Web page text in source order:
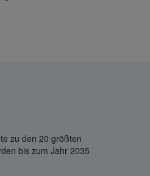
zu den 20 größten
bis zum Jahr 2035